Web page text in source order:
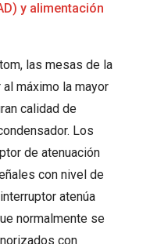
y alimentación
las mesas de la
máximo la mayor
calidad de
Los
de atenuación
con nivel de
atenúa
normalmente se
con